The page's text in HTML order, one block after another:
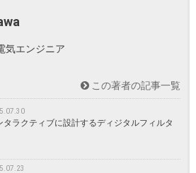
気エンジニア
この著者の記事一覧
タラクティブに設計するディジタルフィルタ